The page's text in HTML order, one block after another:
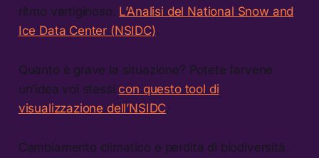
ritmo vertiginoso. L’Analisi del National Snow and
Ice Data Center (NSIDC).
Quanto è grave la situazione? Potete farvene
un’idea voi stessi con questo tool di
visualizzazione dell’NSIDC.
Cambiamento climatico e perdita di biodiversità.